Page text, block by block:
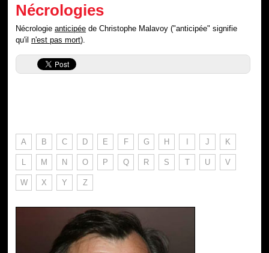
Nécrologies
Nécrologieanticipée de Christophe Malavoy ("anticipée" signifie
qu'iln'est pas mort).
A B C D E F G H I J K
L M N O P Q R S T U V
W X Y Z